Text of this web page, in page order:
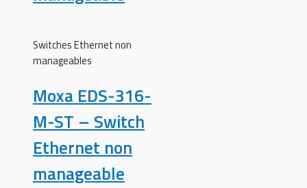
Switches Ethernet non
manageables
Moxa EDS-316-
M-ST – Switch
Ethernet non
manageable